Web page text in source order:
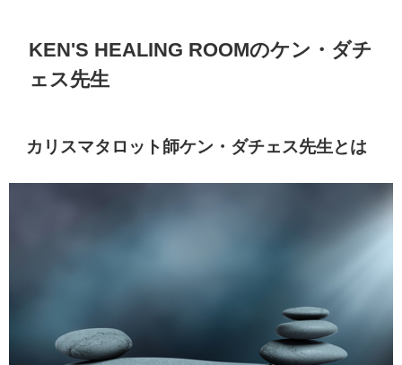
KEN'S HEALING ROOMのケン・ダチ
ェス先生
カリスマタロット師ケン・ダチェス先生とは